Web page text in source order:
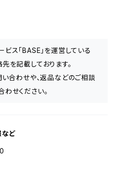
ビス「BASE」を運営している
を記載しております。
合わせや、返品などのご相談
わせください。
など